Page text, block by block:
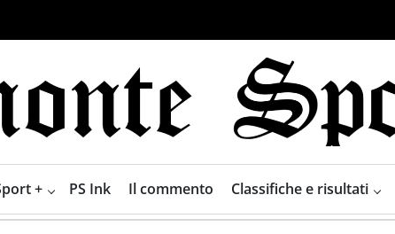
+ PS Ink Il commento Classifiche e risultati